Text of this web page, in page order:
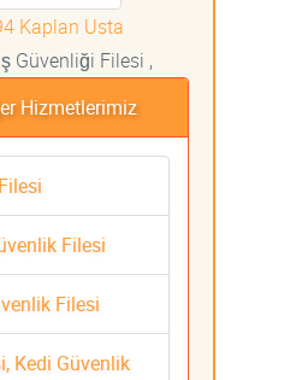
Kaplan Usta
Güvenliği Filesi ,
Hizmetlerimiz
Filesi
Filesi
Kedi Güvenlik